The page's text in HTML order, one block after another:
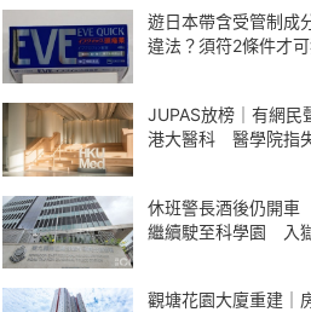
遊日本帶含受管制成
違法？須符2條件才
JUPAS放榜｜有網
港大醫科 醫學院指
休班警長酒後仍開
繼續駛至科學園 入
觀塘花園大廈重建｜